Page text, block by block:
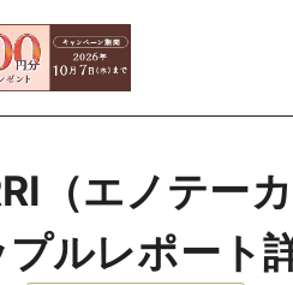
（エノテー
ルレポート